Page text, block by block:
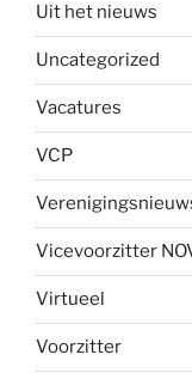
Uit het nieuws
Uncategorized
Vacatures
VCP
Vicevoorzitter
Virtueel
Voorzitter